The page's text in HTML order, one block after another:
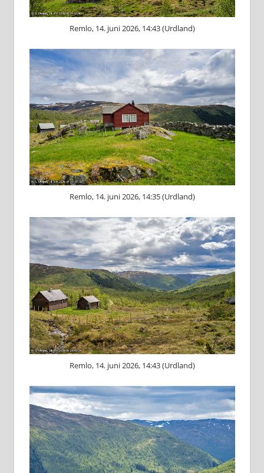
Remlo, 14. juni 2026, 14:43 (Urdland)
Remlo, 14. juni 2026, 14:35 (Urdland)
Remlo, 14. juni 2026, 14:43 (Urdland)